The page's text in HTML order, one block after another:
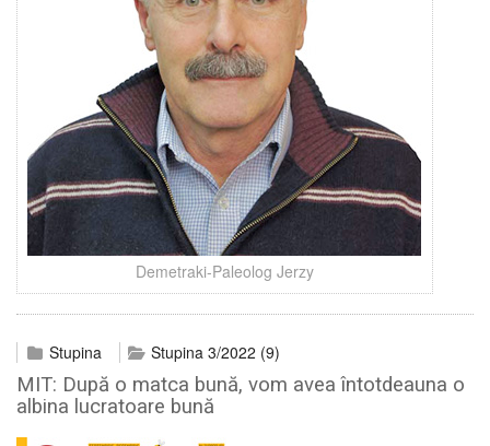
Demetraki-Paleolog Jerzy
Stupina Stupina 3/2022 (9)
MIT: După o matca bună, vom avea întotdeauna o
albina lucratoare bună